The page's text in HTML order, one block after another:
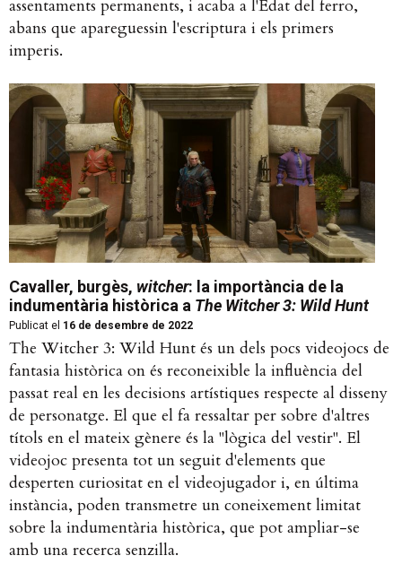
assentaments permanents, i acaba a l'Edat del ferro,
abans que apareguessin l'escriptura i els primers
imperis.
Cavaller, burgès, witcher: la importància de la
indumentària històrica a The Witcher 3: Wild Hunt
Publicat el 16 de desembre de 2022
The Witcher 3: Wild Hunt és un dels pocs videojocs de
fantasia històrica on és reconeixible la influència del
passat real en les decisions artístiques respecte al disseny
de personatge. El que el fa ressaltar per sobre d'altres
títols en el mateix gènere és la "lògica del vestir". El
videojoc presenta tot un seguit d'elements que
desperten curiositat en el videojugador i, en última
instància, poden transmetre un coneixement limitat
sobre la indumentària històrica, que pot ampliar-se
amb una recerca senzilla.